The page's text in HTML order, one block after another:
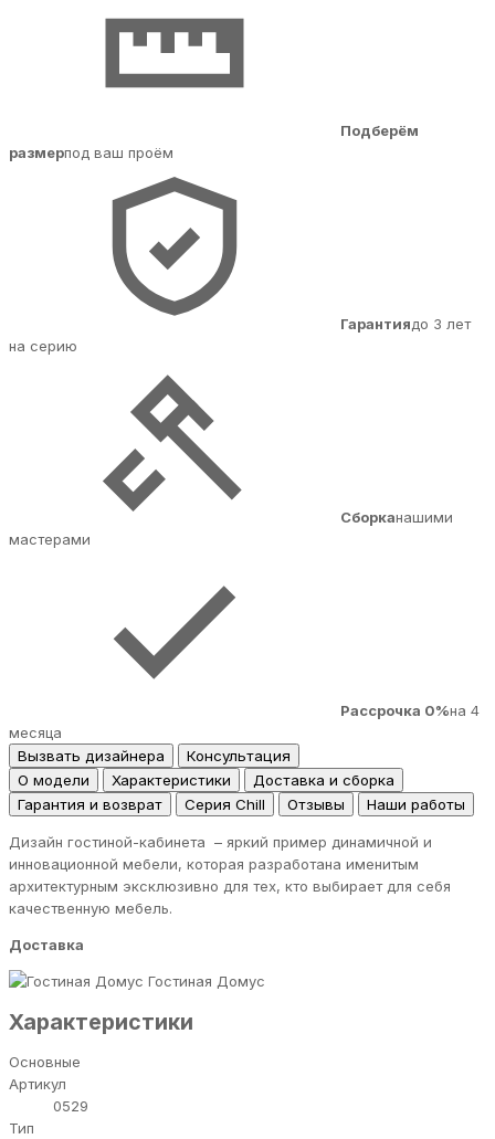
Подберём
размерпод ваш проём
Гарантиядо 3 лет
на серию
Сборканашими
мастерами
Рассрочка 0%на 4
месяца
Вызвать дизайнера
Консультация
О модели
Характеристики
Доставка и сборка
Гарантия и возврат
Серия Chill Отзывы Наши работы
Дизайн гостиной-кабинета – яркий пример динамичной и
инновационной мебели, которая разработана именитым
архитектурным эксклюзивно для тех, кто выбирает для себя
качественную мебель.
Доставка
Гостиная Домус
Характеристики
Основные
Артикул
0529
Тип